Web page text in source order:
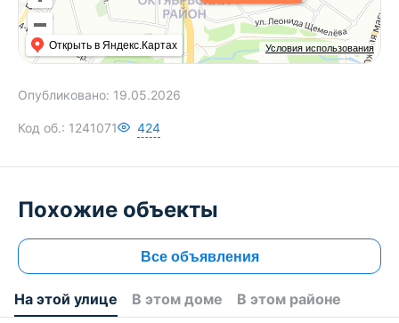
Условия использования
Открыть в Яндекс.Картах
Опубликовано: 19.05.2026
Код об.: 1241071 424
Похожие объекты
Все объявления
На этой улице В этом доме В этом районе